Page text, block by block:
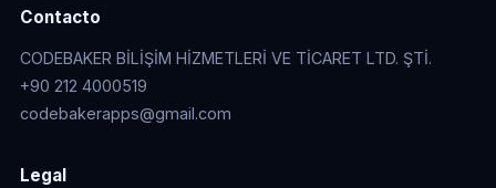
Contacto
CODEBAKER BİLİŞİM HİZMETLERİ VE TİCARET LTD. ŞTİ.
+90 212 4000519
codebakerapps@gmail.com
Legal